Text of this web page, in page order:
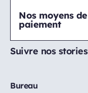
Nos moyens de
paiement
Suivre nos stories
Bureau